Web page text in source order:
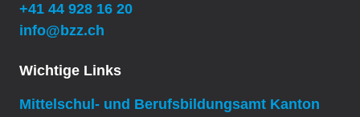
+41 44 928 16 20
info@bzz.ch
Wichtige Links
Mittelschul- und Berufsbildungsamt Kanton